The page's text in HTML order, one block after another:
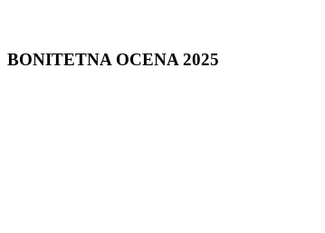
BONITETNA OCENA 2025